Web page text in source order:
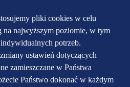
pliki cookies w celu
na najwyższym poziomie, w tym
potrzeb.
ustawień dotyczących
zamieszczane w Państwa
Państwo dokonać w każdym
głównego
menu
do treści
do mapy